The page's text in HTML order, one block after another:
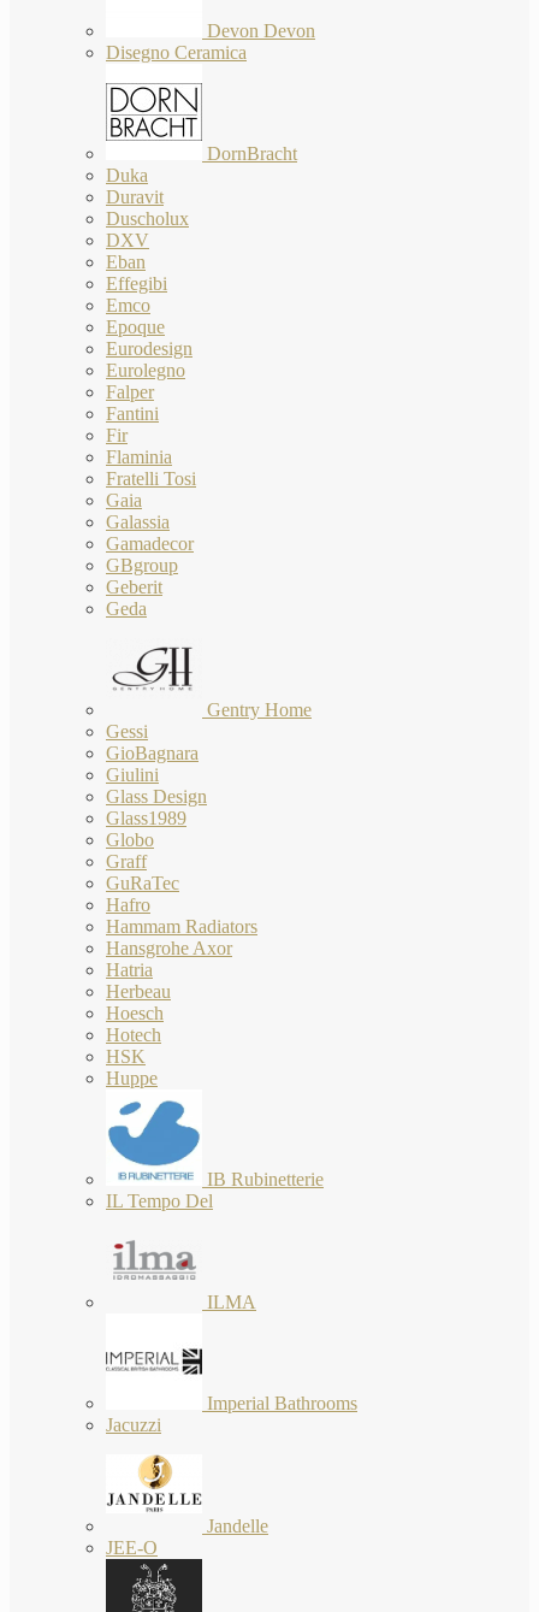
Devon Devon
Disegno Ceramica
DornBracht
Duka
Duravit
Duscholux
DXV
Eban
Effegibi
Emco
Epoque
Eurodesign
Eurolegno
Falper
Fantini
Fir
Flaminia
Fratelli Tosi
Gaia
Galassia
Gamadecor
GBgroup
Geberit
Geda
Gentry Home
Gessi
GioBagnara
Giulini
Glass Design
Glass1989
Globo
Graff
GuRaTec
Hafro
Hammam Radiators
Hansgrohe Axor
Hatria
Herbeau
Hoesch
Hotech
HSK
Huppe
IB Rubinetterie
IL Tempo Del
ILMA
Imperial Bathrooms
Jacuzzi
Jandelle
JEE-O